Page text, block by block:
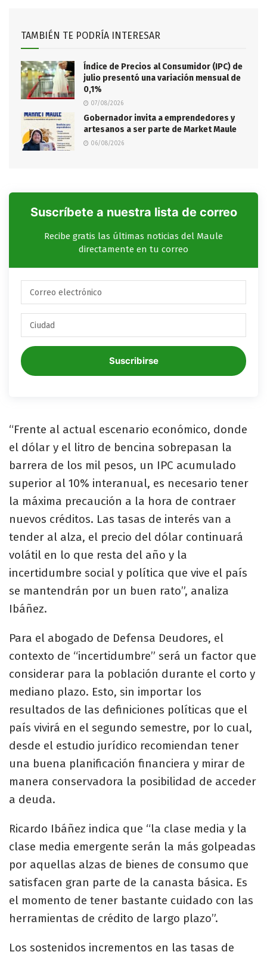
TAMBIÉN TE PODRÍA INTERESAR
Índice de Precios al Consumidor (IPC) de
julio presentó una variación mensual de
0,1%
07/08/2026
Gobernador invita a emprendedores y
artesanos a ser parte de Market Maule
06/08/2026
Suscríbete a nuestra lista de correo
Recibe gratis las últimas noticias del Maule
directamente en tu correo
Suscribirse
“Frente al actual escenario económico, donde
el dólar y el litro de bencina sobrepasan la
barrera de los mil pesos, un IPC acumulado
superior al 10% interanual, es necesario tener
la máxima precaución a la hora de contraer
nuevos créditos. Las tasas de interés van a
tender al alza, el precio del dólar continuará
volátil en lo que resta del año y la
incertidumbre social y política que vive el país
se mantendrán por un buen rato”, analiza
Ibáñez.
Para el abogado de Defensa Deudores, el
contexto de “incertidumbre” será un factor que
considerar para la población durante el corto y
mediano plazo. Esto, sin importar los
resultados de las definiciones políticas que el
país vivirá en el segundo semestre, por lo cual,
desde el estudio jurídico recomiendan tener
una buena planificación financiera y mirar de
manera conservadora la posibilidad de acceder
a deuda.
Ricardo Ibáñez indica que “la clase media y la
clase media emergente serán la más golpeadas
por aquellas alzas de bienes de consumo que
satisfacen gran parte de la canasta básica. Es
el momento de tener bastante cuidado con las
herramientas de crédito de largo plazo”.
Los sostenidos incrementos en las tasas de